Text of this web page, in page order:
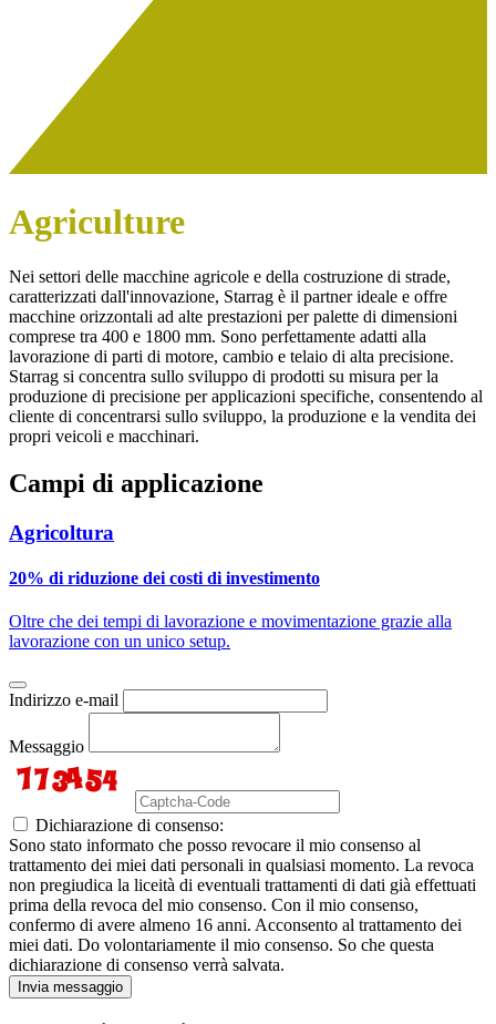
Agriculture
Nei settori delle macchine agricole e della costruzione di strade,
caratterizzati dall'innovazione, Starrag è il partner ideale e offre
macchine orizzontali ad alte prestazioni per palette di dimensioni
comprese tra 400 e 1800 mm. Sono perfettamente adatti alla
lavorazione di parti di motore, cambio e telaio di alta precisione.
Starrag si concentra sullo sviluppo di prodotti su misura per la
produzione di precisione per applicazioni specifiche, consentendo al
cliente di concentrarsi sullo sviluppo, la produzione e la vendita dei
propri veicoli e macchinari.
Campi di applicazione
Agricoltura
20% di riduzione dei costi di investimento
Oltre che dei tempi di lavorazione e movimentazione grazie alla
lavorazione con un unico setup.
Indirizzo e-mail
Messaggio
Dichiarazione di consenso:
Sono stato informato che posso revocare il mio consenso al
trattamento dei miei dati personali in qualsiasi momento. La revoca
non pregiudica la liceità di eventuali trattamenti di dati già effettuati
prima della revoca del mio consenso. Con il mio consenso,
confermo di avere almeno 16 anni. Acconsento al trattamento dei
miei dati. Do volontariamente il mio consenso. So che questa
dichiarazione di consenso verrà salvata.
Invia messaggio